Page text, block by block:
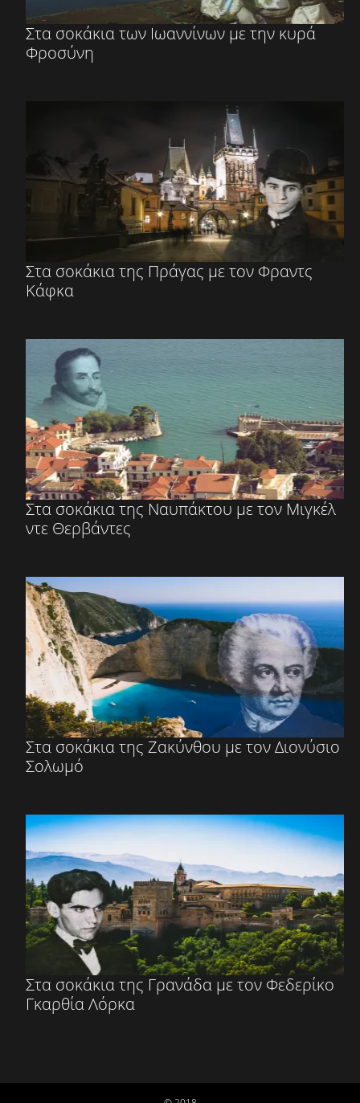
Στα σοκάκια των Ιωαννίνων με την κυρά
Φροσύνη
Στα σοκάκια της Πράγας με τον Φραντς
Κάφκα
Στα σοκάκια της Ναυπάκτου με τον Μιγκέλ
ντε Θερβάντες
Στα σοκάκια της Ζακύνθου με τον Διονύσιο
Σολωμό
Στα σοκάκια της Γρανάδα με τον Φεδερίκο
Γκαρθία Λόρκα